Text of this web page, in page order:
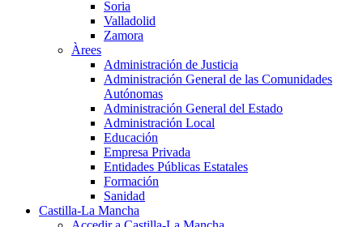
Soria
Valladolid
Zamora
Àrees
Administración de Justicia
Administración General de las Comunidades
Autónomas
Administración General del Estado
Administración Local
Educación
Empresa Privada
Entidades Públicas Estatales
Formación
Sanidad
Castilla-La Mancha